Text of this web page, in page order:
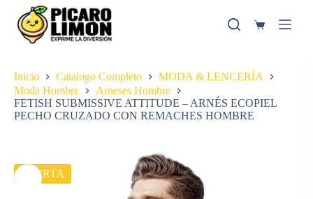
contenido
Carro
Inicio
Catalogo Completo
MODA & LENCERÍA
Moda Hombre
Arneses Hombre
FETISH SUBMISSIVE ATTITUDE – ARNÉS ECOPIEL
PECHO CRUZADO CON REMACHES HOMBRE
OFERTA